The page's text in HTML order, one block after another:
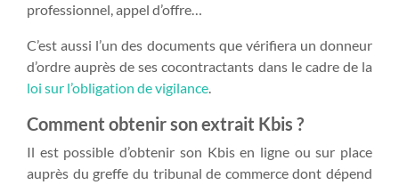
professionnel, appel d’offre…
C’est aussi l’un des documents que vérifiera un donneur
d’ordre auprès de ses cocontractants dans le cadre de la
loi sur l’obligation de vigilance.
Comment obtenir son extrait Kbis ?
Il est possible d’obtenir son Kbis en ligne ou sur place
auprès du greffe du tribunal de commerce dont dépend